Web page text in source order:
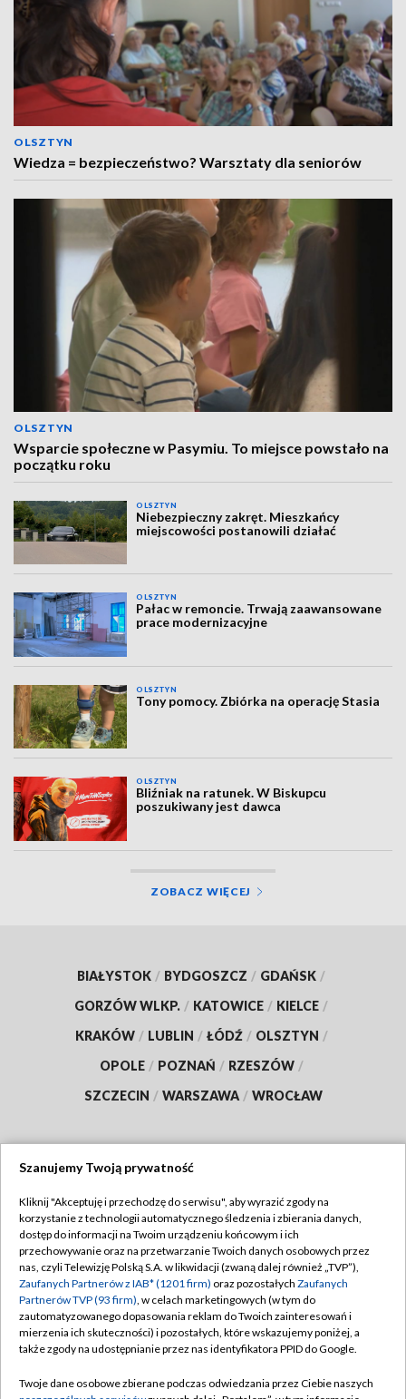
OLSZTYN
Wiedza = bezpieczeństwo? Warsztaty dla seniorów
OLSZTYN
Wsparcie społeczne w Pasymiu. To miejsce powstało na
początku roku
OLSZTYN
Niebezpieczny zakręt. Mieszkańcy
miejscowości postanowili działać
OLSZTYN
Pałac w remoncie. Trwają zaawansowane
prace modernizacyjne
OLSZTYN
Tony pomocy. Zbiórka na operację Stasia
OLSZTYN
Bliźniak na ratunek. W Biskupcu
poszukiwany jest dawca
ZOBACZ WIĘCEJ
BIAŁYSTOK / BYDGOSZCZ / GDAŃSK /
GORZÓW WLKP. / KATOWICE / KIELCE /
KRAKÓW / LUBLIN / ŁÓDŹ / OLSZTYN /
OPOLE / POZNAŃ / RZESZÓW /
SZCZECIN / WARSZAWA / WROCŁAW
TVP
Abonament TVP
Emisja w TVP
Centrum informacji TVP
Naziemna Telewizja Cyfrowa
Regulamin TVP
Polityka prywatności
Moje zgody
Pomoc
Szanujemy Twoją prywatność
Kliknij "Akceptuję i przechodzę do serwisu", aby wyrazić zgody na
korzystanie z technologii automatycznego śledzenia i zbierania danych,
dostęp do informacji na Twoim urządzeniu końcowym i ich
przechowywanie oraz na przetwarzanie Twoich danych osobowych przez
nas, czyli Telewizję Polską S.A. w likwidacji (zwaną dalej również „TVP”),
Zaufanych Partnerów z IAB* (1201 firm) oraz pozostałych Zaufanych
Partnerów TVP (93 firm), w celach marketingowych (w tym do
zautomatyzowanego dopasowania reklam do Twoich zainteresowań i
mierzenia ich skuteczności) i pozostałych, które wskazujemy poniżej, a
także zgody na udostępnianie przez nas identyfikatora PPID do Google.
Twoje dane osobowe zbierane podczas odwiedzania przez Ciebie naszych